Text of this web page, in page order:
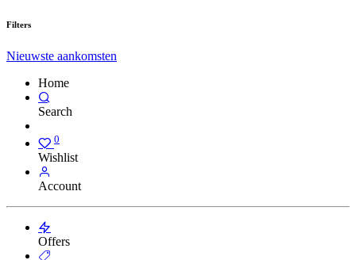
Filters
Nieuwste aankomsten
Home
Search
0
Wishlist
Account
Offers